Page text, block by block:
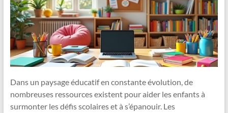
Dans un paysage éducatif en constante évolution, de
nombreuses ressources existent pour aider les enfants à
surmonter les défis scolaires et à s’épanouir. Les